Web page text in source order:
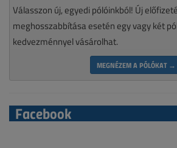
Válasszon új, egyedi pólóinkból! Új
meghosszabbítása esetén egy vagy két
kedvezménnyel vásárolhat.
MEGNÉZEM A PÓLÓKAT →
Facebook